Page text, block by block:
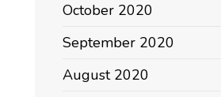
October 2020
September 2020
August 2020